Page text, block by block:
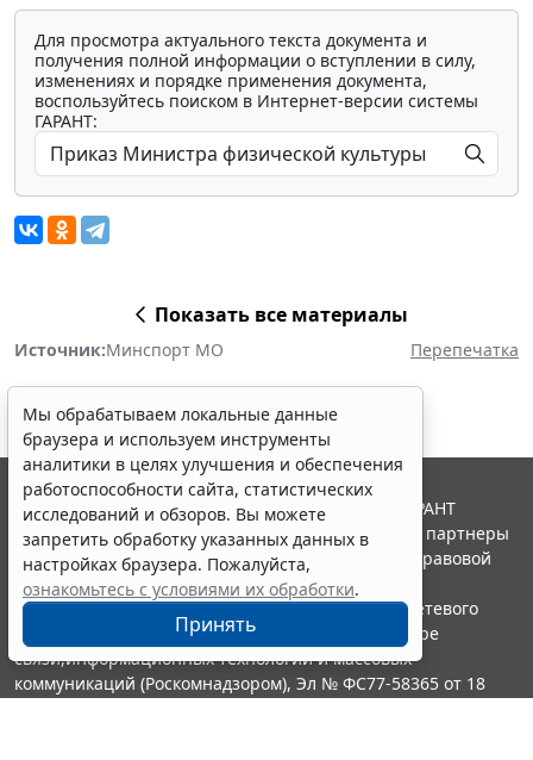
Для просмотра актуального текста документа и
получения полной информации о вступлении в силу,
изменениях и порядке применения документа,
воспользуйтесь поиском в Интернет-версии системы
ГАРАНТ:
Показать все материалы
Источник:Минспорт МО Перепечатка
Мы обрабатываем локальные данные
браузера и используем инструменты
аналитики в целях улучшения и обеспечения
работоспособности сайта, статистических
исследований и обзоров. Вы можете
запретить обработку указанных данных в
настройках браузера. Пожалуйста,
ознакомьтесь с условиями их обработки.
Принять
© ООО "НПП "ГАРАНТ-СЕРВИС", 2026. Система ГАРАНТ
выпускается с 1990 года. Компания "Гарант" и ее партнеры
являются участниками Российской ассоциации правовой
информации ГАРАНТ.
Портал ГАРАНТ.РУ зарегистрирован в качестве сетевого
издания Федеральной службой по надзору в сфере
связи,информационных технологий и массовых
коммуникаций (Роскомнадзором), Эл № ФС77-58365 от 18